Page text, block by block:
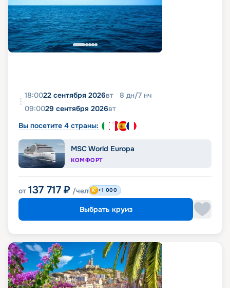
18:0022 сентября 2026вт 8 дн/7 нч
09:0029 сентября 2026вт
Вы посетите 4 страны:
MSC World Europa
КОМФОРТ
от 137 717 ₽ /чел +1 000
Выбрать круиз